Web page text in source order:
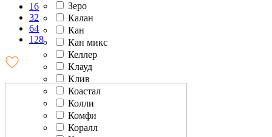
Зеро
Калан
Кан
Кан микс
Келлер
Клауд
Клив
Коастал
Колли
Комфи
Коралл
16
32
64
128